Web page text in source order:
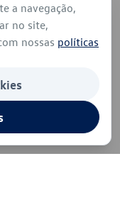
a navegação,
no site,
nossas políticas